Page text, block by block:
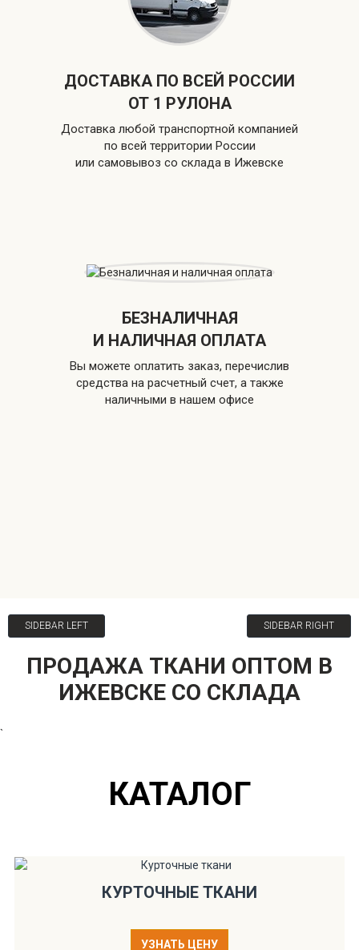
ДОСТАВКА ПО ВСЕЙ РОССИИ
ОТ 1 РУЛОНА
Доставка любой транспортной компанией
по всей территории России
или самовывоз со склада в Ижевске
БЕЗНАЛИЧНАЯ
И НАЛИЧНАЯ ОПЛАТА
Вы можете оплатить заказ, перечислив
средства на расчетный счет, а также
наличными в нашем офисе
SIDEBAR LEFT SIDEBAR RIGHT
ПРОДАЖА ТКАНИ ОПТОМ В
ИЖЕВСКЕ СО СКЛАДА
`
КАТАЛОГ
КУРТОЧНЫЕ ТКАНИ
УЗНАТЬ ЦЕНУ